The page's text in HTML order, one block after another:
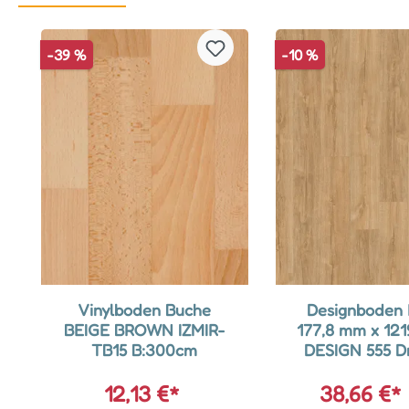
Produktgalerie überspringen
-39 %
Vinylboden Buche
BEIGE BROWN IZMIR-
TB15 B:300cm
12,13 €*
-10 %
Designboden
177,8 mm x
DESIGN 555
-
38,66 €*